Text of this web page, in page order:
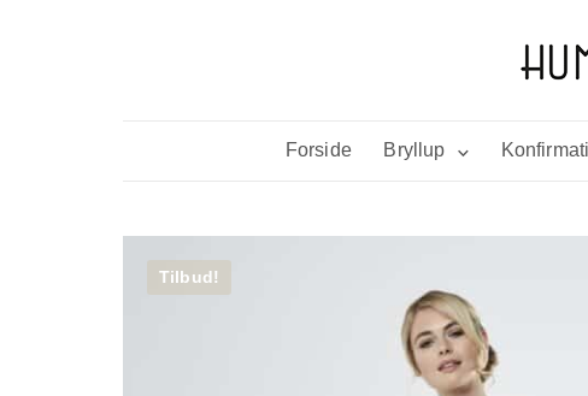
Forside Bryllup
Tilbud!